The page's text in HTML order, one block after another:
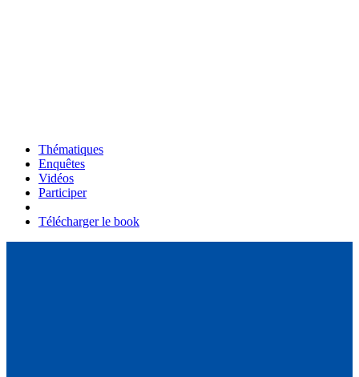
Thématiques
Enquêtes
Vidéos
Participer
Télécharger le book